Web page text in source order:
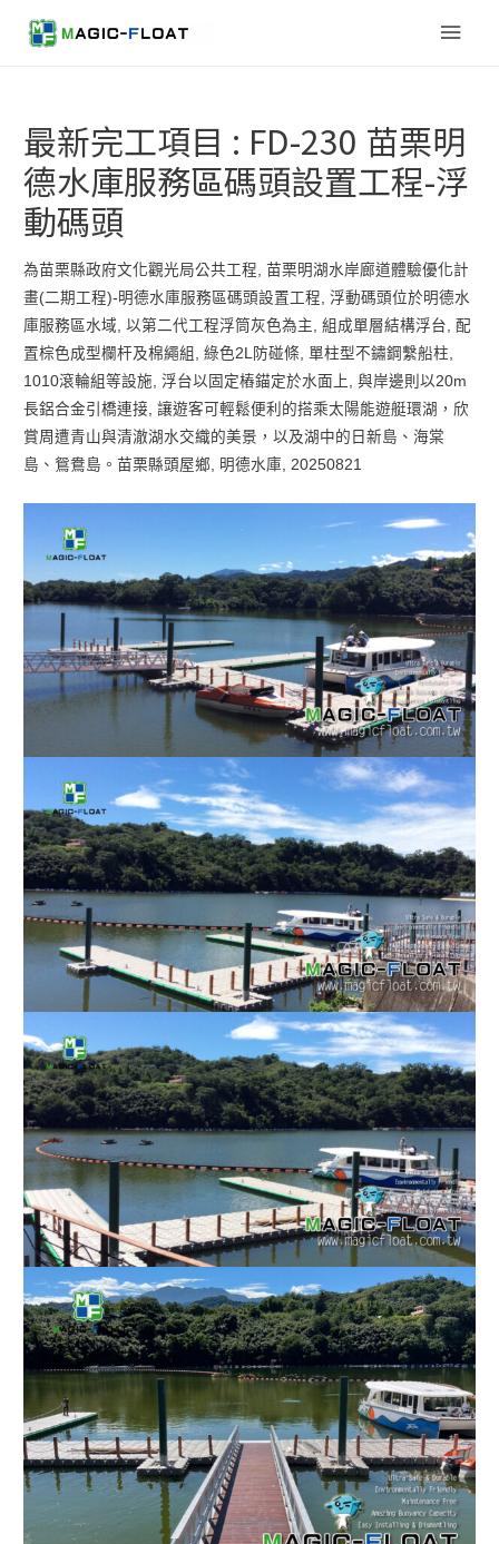
Main
最新完工項目 : FD-230 苗栗明
德水庫服務區碼頭設置工程-浮
動碼頭
為苗栗縣政府文化觀光局公共工程, 苗栗明湖水岸廊道體驗優化計
畫(二期工程)-明德水庫服務區碼頭設置工程, 浮動碼頭位於明德水
庫服務區水域, 以第二代工程浮筒灰色為主, 組成單層結構浮台, 配
置棕色成型欄杆及棉繩組, 綠色2L防碰條, 單柱型不鏽鋼繫船柱,
1010滾輪組等設施, 浮台以固定樁錨定於水面上, 與岸邊則以20m
長鋁合金引橋連接, 讓遊客可輕鬆便利的搭乘太陽能遊艇環湖，欣
賞周遭青山與清澈湖水交織的美景，以及湖中的日新島、海棠
島、鴛鴦島。苗栗縣頭屋鄉, 明德水庫, 20250821